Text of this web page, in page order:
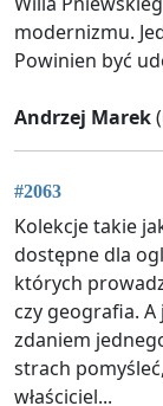
modernizmu.
Powinien być
Andrzej Marek
#2063
Kolekcje takie
dostępne dla
których
czy geografia.
zdaniem
strach
właściciel...